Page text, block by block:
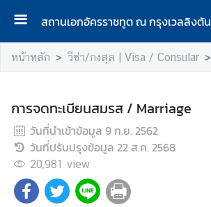
สถานเอกอัครราชทูต ณ กรุงเวลลิงตัน
ห
น้
ร
ก
|
H
o
m
หน้าหลัก วีซ่า/กงสุล | Visa / Consular
การจดทะเบียนสมรส / Marriage
วันที่นำเข้าข้อมูล 9 ก.ย. 2562
วันที่ปรับปรุงข้อมูล 22 ส.ค. 2568
20,981 view